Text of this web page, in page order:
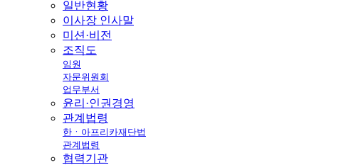
일반현황
이사장 인사말
미션·비전
조직도
임원
자문위원회
업무부서
윤리·인권경영
관계법령
한ㆍ아프리카재단법
관계법령
협력기관